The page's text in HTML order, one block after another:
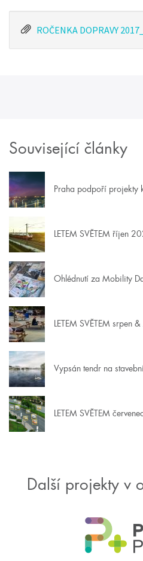
ROČENKA DOPRAVY
Související články
Praha podpoří projekty
LETEM SVĚTEM říjen
Ohlédnutí za Mobility
LETEM SVĚTEM srpen
Vypsán tendr na
LETEM SVĚTEM
Další projekty v